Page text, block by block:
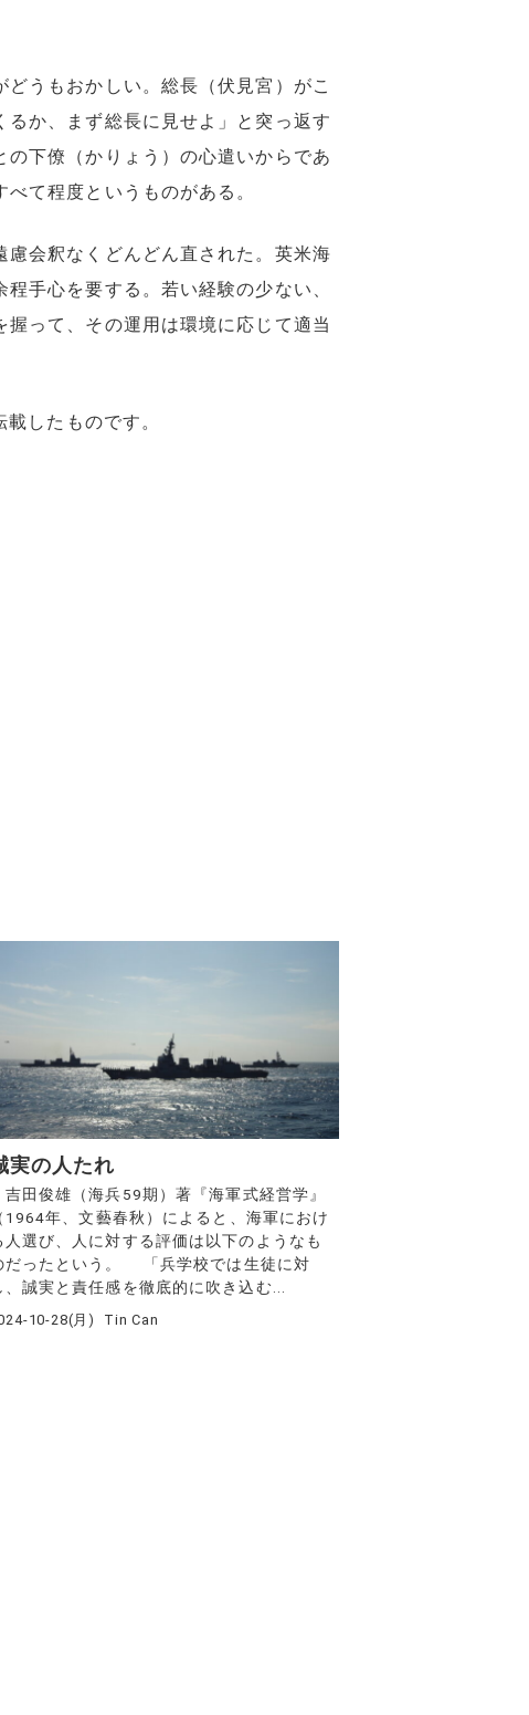
うもおかしい。総長（伏見宮）がこ
か、まず総長に見せよ」と突っ返す
下僚（かりょう）の心遣いからであ
て程度というものがある。
会釈なくどんどん直された。英米海
手心を要する。若い経験の少ない、
って、その運用は環境に応じて適当
したものです。
実の人たれ
田俊雄（海兵59期）著『海軍式経営学』
1964年、文藝春秋）によると、海軍におけ
人選び、人に対する評価は以下のようなも
だったという。 「兵学校では生徒に対
、誠実と責任感を徹底的に吹き込む...
10-28(月) Tin Can